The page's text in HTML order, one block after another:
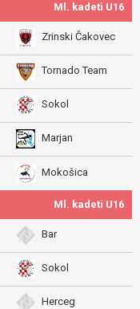
Ml. kadeti U16
Zrinski Čakovec
Tornado Team
Sokol
Marjan
Mokošica
Ml. kadeti U16
Bar
Sokol
Herceg